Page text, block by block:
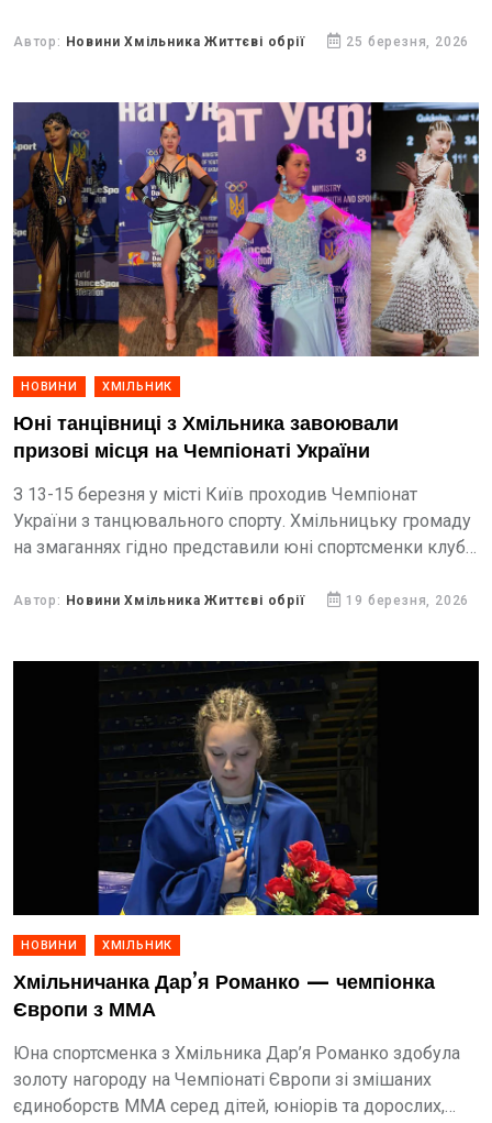
Хмільницької, Могилів-Подільської, Тульчинської,
Автор: Новини Хмільника Життєві обрії 25 березня, 2026
НОВИНИ ХМІЛЬНИК
Юні танцівниці з Хмільника завоювали
призові місця на Чемпіонаті України
З 13-15 березня у місті Київ проходив Чемпіонат
України з танцювального спорту. Хмільницьку громаду
на змаганнях гідно представили юні спортсменки клубу
Наталії Янкової.
Автор: Новини Хмільника Життєві обрії 19 березня, 2026
НОВИНИ ХМІЛЬНИК
Хмільничанка Дар’я Романко — чемпіонка
Європи з ММА
Юна спортсменка з Хмільника Дар’я Романко здобула
золоту нагороду на Чемпіонаті Європи зі змішаних
єдиноборств ММА серед дітей, юніорів та дорослих,